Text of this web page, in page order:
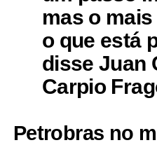
mas o
o que está
disse Juan
Carpio
Petrobras no